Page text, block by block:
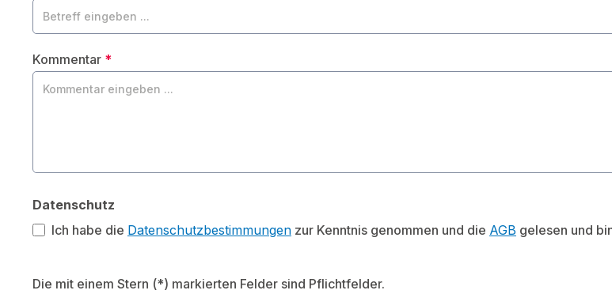
Kommentar *
Datenschutz
Ich habe die Datenschutzbestimmungen zur Kenntnis genommen und die AGB gelesen und
Die mit einem Stern (*) markierten Felder sind Pflichtfelder.